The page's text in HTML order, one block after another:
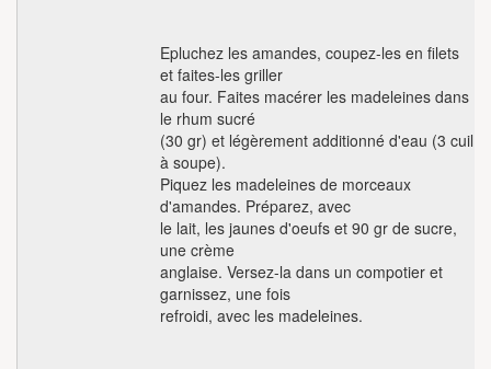
Epluchez les amandes, coupez-les en filets
et faites-les griller
au four. Faites macérer les madeleines dans
le rhum sucré
(30 gr) et légèrement additionné d'eau (3 cuil
à soupe).
Piquez les madeleines de morceaux
d'amandes. Préparez, avec
le lait, les jaunes d'oeufs et 90 gr de sucre,
une crème
anglaise. Versez-la dans un compotier et
garnissez, une fois
refroidi, avec les madeleines.